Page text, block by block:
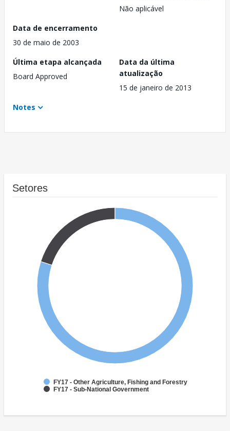
Não aplicável
Data de encerramento
30 de maio de 2003
Última etapa alcançada
Board Approved
Data da última
atualização
15 de janeiro de 2013
Notes
Setores
FY17 - Other Agriculture, Fishing and Forestry
FY17 - Sub-National Government